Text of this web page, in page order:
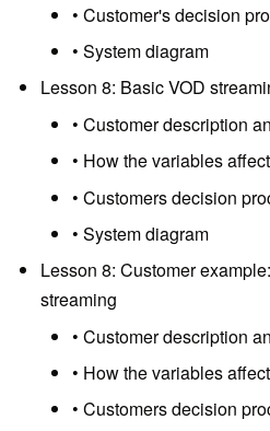
• Customer's decision
• System diagram
Lesson 8: Basic VOD
• Customer description
• How the variables
• Customers decision
• System diagram
Lesson 8: Customer
streaming
• Customer description
• How the variables
• Customers decision